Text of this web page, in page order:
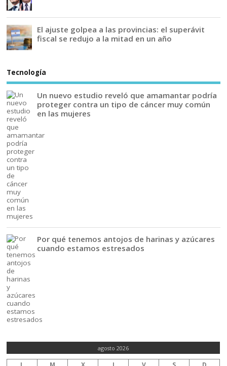
El ajuste golpea a las provincias: el superávit
fiscal se redujo a la mitad en un año
Tecnología
Un nuevo estudio reveló que amamantar podría
proteger contra un tipo de cáncer muy común
en las mujeres
Por qué tenemos antojos de harinas y azúcares
cuando estamos estresados
agosto 2026